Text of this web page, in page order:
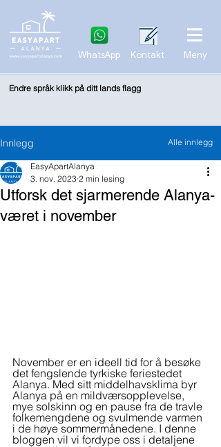
WhatsApp Kontakt Meny
Endre språk klikk på ditt lands flagg
Innlegg
Utforsk det sjarmerende Alanya-
været i november
EasyApartAlanya
3. nov. 2023 2 min lesing
November er en ideell tid for å besøke
det fengslende tyrkiske feriestedet
Alanya. Med sitt middelhavsklima byr
Alanya på en mildværsopplevelse,
mye solskinn og en pause fra de travle
folkemengdene og svulmende varmen
i de høye sommermånedene. I denne
bloggen vil vi fordype oss i detaljene
Alle innlegg